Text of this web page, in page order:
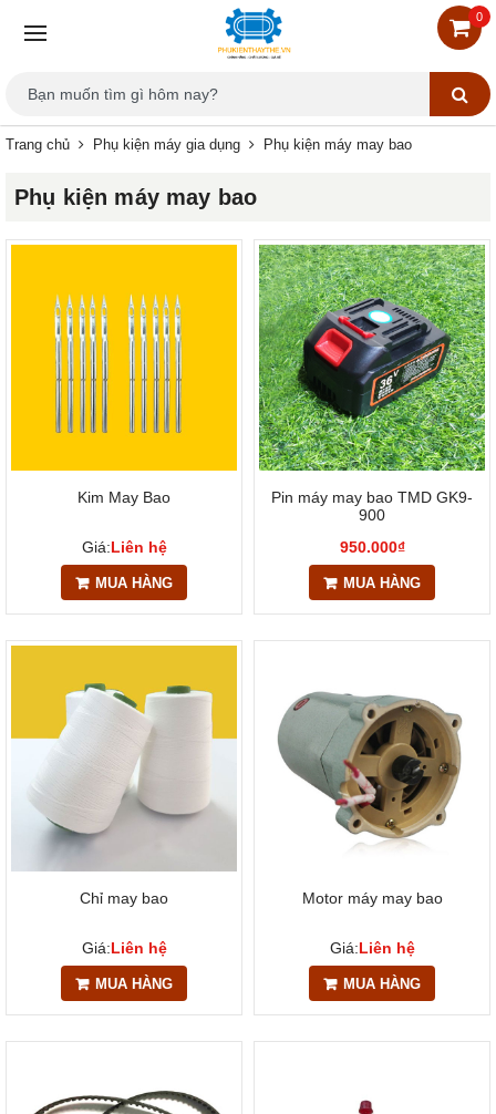
0
Trang chủ Phụ kiện máy gia dụng Phụ kiện máy may bao
Phụ kiện máy may bao
Kim May Bao
Giá:Liên hệ
MUA HÀNG
Pin máy may bao TMD GK9-
900
950.000₫
MUA HÀNG
Chỉ may bao
Giá:Liên hệ
MUA HÀNG
Motor máy may bao
Giá:Liên hệ
MUA HÀNG